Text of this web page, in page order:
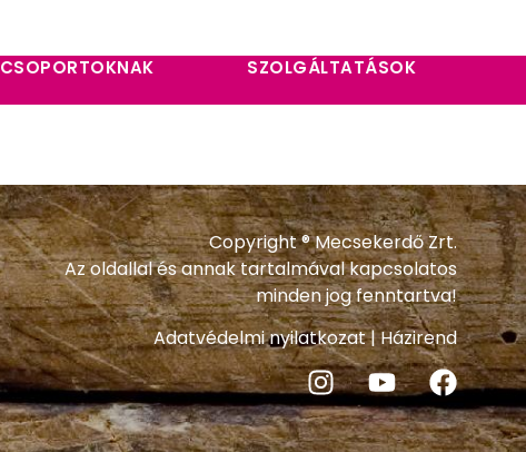
CSOPORTOKNAK
SZOLGÁLTATÁSOK
Copyright ® Mecsekerdő Zrt.
Az oldallal és annak tartalmával kapcsolatos
minden jog fenntartva!
Adatvédelmi nyilatkozat|Házirend